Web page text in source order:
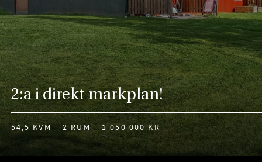
2:a i direkt markplan!
54,5 KVM 2 RUM 1 050 000 KR